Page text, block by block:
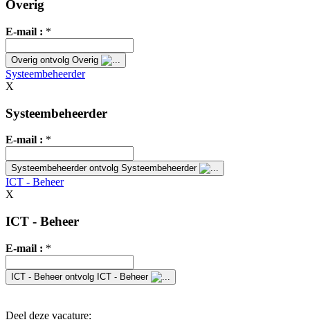
Overig
E-mail : *
Overig ontvolg Overig
Systeembeheerder
X
Systeembeheerder
E-mail : *
Systeembeheerder ontvolg Systeembeheerder
ICT - Beheer
X
ICT - Beheer
E-mail : *
ICT - Beheer ontvolg ICT - Beheer
Deel deze vacature: